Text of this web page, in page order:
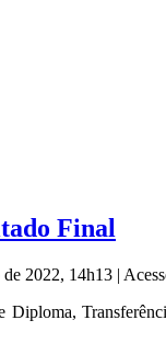
Final
2022, 14h13 |